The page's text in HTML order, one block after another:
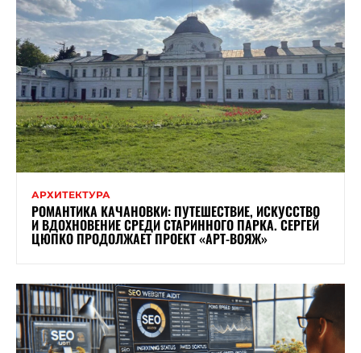
АРХИТЕКТУРА
РОМАНТИКА КАЧАНОВКИ: ПУТЕШЕСТВИЕ, ИСКУССТВО
И ВДОХНОВЕНИЕ СРЕДИ СТАРИННОГО ПАРКА. СЕРГЕЙ
ЦЮПКО ПРОДОЛЖАЕТ ПРОЕКТ «АРТ-ВОЯЖ»